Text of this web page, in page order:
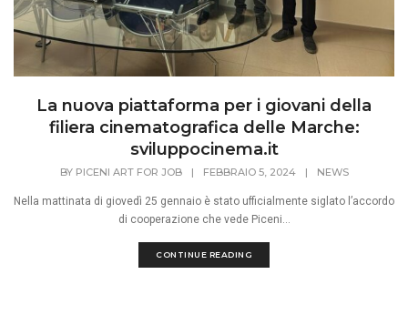
La nuova piattaforma per i giovani della
filiera cinematografica delle Marche:
sviluppocinema.it
BY PICENI ART FOR JOB | FEBBRAIO 5, 2024 | NEWS
Nella mattinata di giovedì 25 gennaio è stato ufficialmente siglato l’accordo
di cooperazione che vede Piceni...
CONTINUE READING